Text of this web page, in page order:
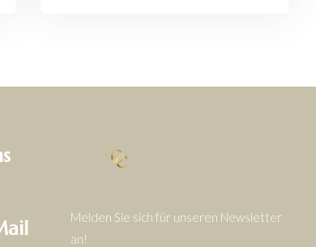
Melden Sie sich für unseren Newsletter
an!